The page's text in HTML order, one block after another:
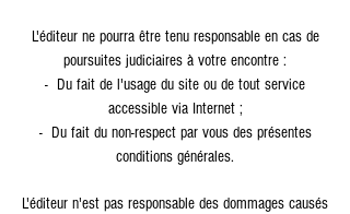
L'éditeur ne pourra être tenu responsable en cas de
poursuites judiciaires à votre encontre :
- Du fait de l'usage du site ou de tout service
accessible via Internet ;
- Du fait du non-respect par vous des présentes
conditions générales.
L'éditeur n'est pas responsable des dommages causés